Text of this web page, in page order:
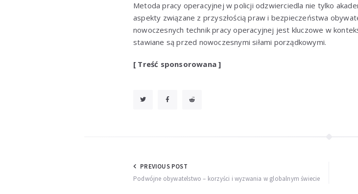
Metoda pracy operacyjnej w policji odzwierciedla nie tylko
aspekty związane z przyszłością praw i bezpieczeństwa
nowoczesnych technik pracy operacyjnej jest kluczowe w
stawiane są przed nowoczesnymi siłami porządkowymi.
[ Treść sponsorowana ]
Nawigacja
wpisu
PREVIOUS POST
Podwójne obywatelstwo – korzyści i wyzwania w globalnym świecie